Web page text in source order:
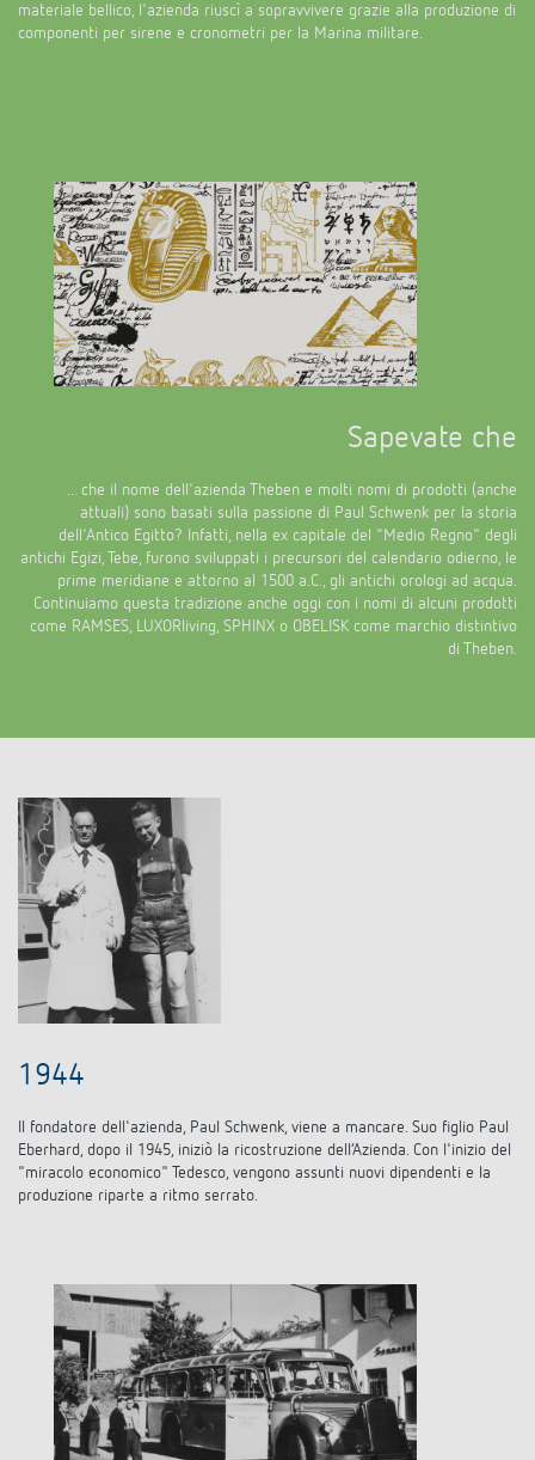
materiale bellico, l'azienda riuscì a sopravvivere grazie alla produzione di
componenti per sirene e cronometri per la Marina militare.
Sapevate che
... che il nome dell'azienda Theben e molti nomi di prodotti (anche
attuali) sono basati sulla passione di Paul Schwenk per la storia
dell'Antico Egitto? Infatti, nella ex capitale del "Medio Regno" degli
antichi Egizi, Tebe, furono sviluppati i precursori del calendario odierno, le
prime meridiane e attorno al 1500 a.C., gli antichi orologi ad acqua.
Continuiamo questa tradizione anche oggi con i nomi di alcuni prodotti
come RAMSES, LUXORliving, SPHINX o OBELISK come marchio distintivo
di Theben.
1944
Il fondatore dell'azienda, Paul Schwenk, viene a mancare. Suo figlio Paul
Eberhard, dopo il 1945, iniziò la ricostruzione dell’Azienda. Con l'inizio del
"miracolo economico" Tedesco, vengono assunti nuovi dipendenti e la
produzione riparte a ritmo serrato.